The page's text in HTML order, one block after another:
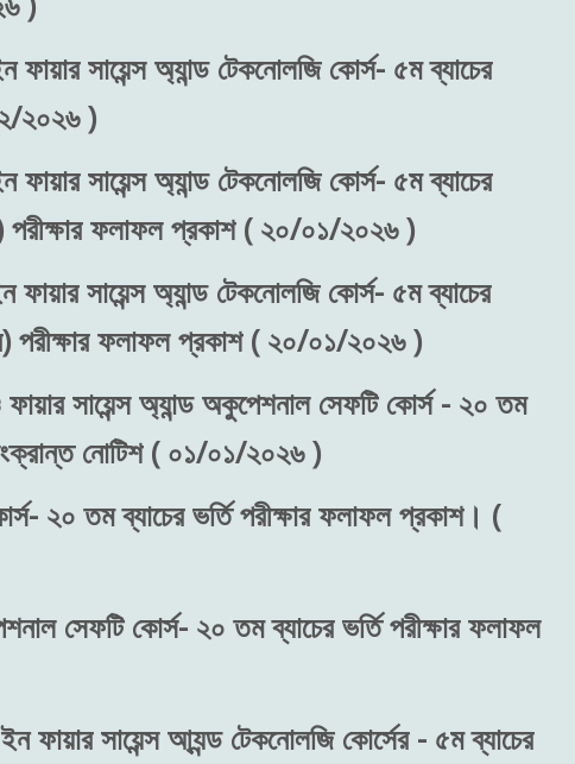
সায়েন্স অ্যান্ড টেকনোলজি কোর্স- ৫ম ব্যাচের
২০২৬ )
সায়েন্স অ্যান্ড টেকনোলজি কোর্স- ৫ম ব্যাচের
পরীক্ষার ফলাফল প্রকাশ ( ২০/০১/২০২৬ )
সায়েন্স অ্যান্ড টেকনোলজি কোর্স- ৫ম ব্যাচের
পরীক্ষার ফলাফল প্রকাশ ( ২০/০১/২০২৬ )
সায়েন্স অ্যান্ড অকুপেশনাল সেফটি কোর্স - ২০ তম
নোটিশ ( ০১/০১/২০২৬ )
২০ তম ব্যাচের ভর্তি পরীক্ষার ফলাফল প্রকাশ। (
সেফটি কোর্স- ২০ তম ব্যাচের ভর্তি পরীক্ষার ফলাফল
ফায়ার সায়েন্স আ্যন্ড টেকনোলজি কোর্সের - ৫ম ব্যাচের